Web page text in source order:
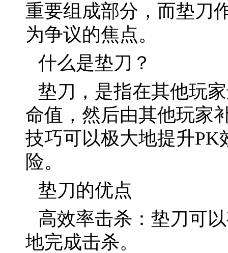
重要组成部分，而垫刀
为争议的焦点。
什么是垫刀？
垫刀，是指在其他玩
命值，然后由其他玩家
技巧可以极大地提升
险。
垫刀的优点
高效率击杀：垫刀可
地完成击杀。